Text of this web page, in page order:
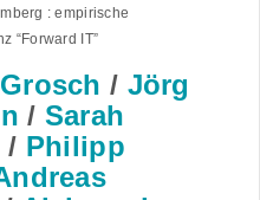
: empirische
“Forward IT”
/ Jörg
/ Sarah
/ Philipp